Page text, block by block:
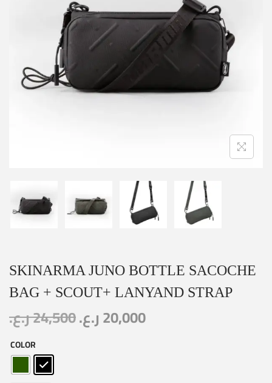
SKINARMA JUNO BOTTLE SACOCHE
BAG + SCOUT+ LANYAND STRAP
24,500ر.ع. 20,000ر.ع.
COLOR